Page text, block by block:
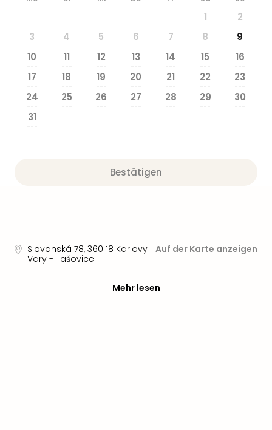
1
2
3
4 5 6 7 8
9
10
---
11
---
12
---
13
---
14
---
15
---
16
---
17
---
18
---
19
---
20
---
21
---
22
---
23
---
24
---
25
---
26
---
27
---
28
---
29
---
30
---
31
---
Bestätigen
Slovanská 78, 360 18 Karlovy
Vary - Tašovice
Auf der Karte anzeigen
Mehr lesen